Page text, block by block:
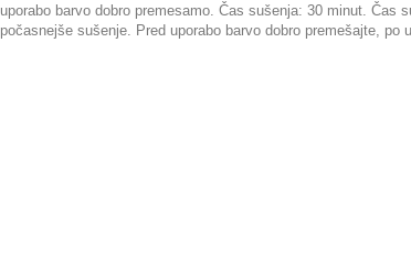
uporabo barvo dobro premesamo. Čas sušenja: 30 minut.
počasnejše sušenje. Pred uporabo barvo dobro premešajte,